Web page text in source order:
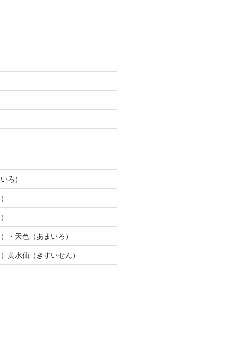
ろ）
・天色（あまいろ）
黄水仙（きすいせん）